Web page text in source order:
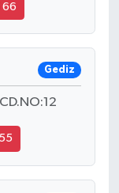
66
Gediz